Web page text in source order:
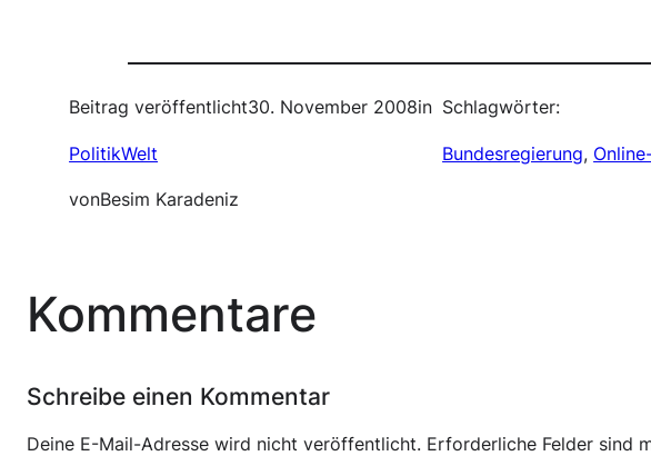
Beitrag veröffentlicht30. November 2008in
PolitikWelt
vonBesim Karadeniz
Schlagwörter:
Bundesregierung,
Kommentare
Schreibe einen Kommentar
Deine E-Mail-Adresse wird nicht veröffentlicht. Erforderliche Felder sind